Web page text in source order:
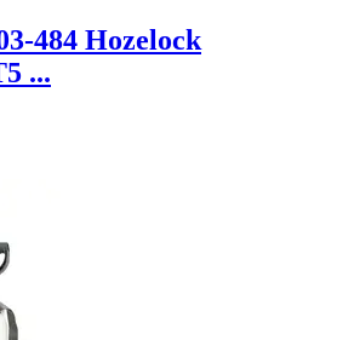
484 Hozelock
...